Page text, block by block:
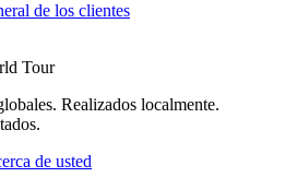
de los clientes
Tour
Realizados localmente.
de usted